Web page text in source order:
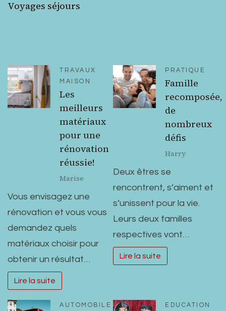
Voyages séjours
TRAVAUX
MAISON
Les
meilleurs
matériaux
pour une
rénovation
réussie!
Marise
Vous envisagez une
rénovation et vous vous
demandez quels
matériaux choisir pour
obtenir un résultat…
Lire la suite
PRATIQUE
Famille
recomposée,
de
nombreux
défis
Harry
Deux êtres se
rencontrent, s’aiment et
s’unissent pour la vie.
Leurs deux familles
respectives vont…
Lire la suite
AUTOMOBILE EDUCATION